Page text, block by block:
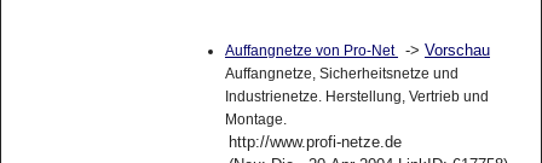
Auffangnetze von Pro-Net -> Vorschau
Auffangnetze, Sicherheitsnetze und
Industrienetze. Herstellung, Vertrieb und
Montage.
http://www.profi-netze.de